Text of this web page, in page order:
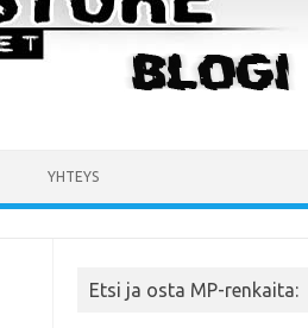
YHTEYS
Etsi ja osta MP-renkaita: